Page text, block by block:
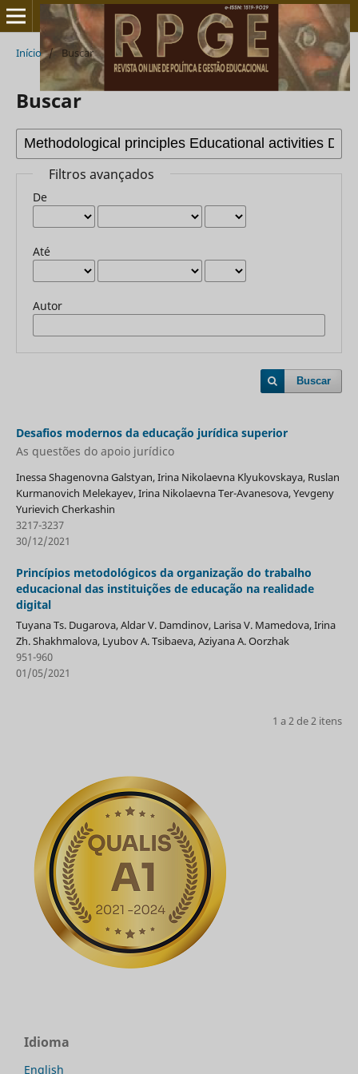
Início / Buscar
Buscar
Filtros avançados
De
Até
Autor
Buscar
Desafios modernos da educação jurídica superior
As questões do apoio jurídico
Inessa Shagenovna Galstyan, Irina Nikolaevna Klyukovskaya, Ruslan
Kurmanovich Melekayev, Irina Nikolaevna Ter-Avanesova, Yevgeny
Yurievich Cherkashin
3217-3237
30/12/2021
Princípios metodológicos da organização do trabalho
educacional das instituições de educação na realidade
digital
Tuyana Ts. Dugarova, Aldar V. Damdinov, Larisa V. Mamedova, Irina
Zh. Shakhmalova, Lyubov А. Tsibaeva, Aziyana A. Oorzhak
951-960
01/05/2021
1 a 2 de 2 itens
Idioma
English